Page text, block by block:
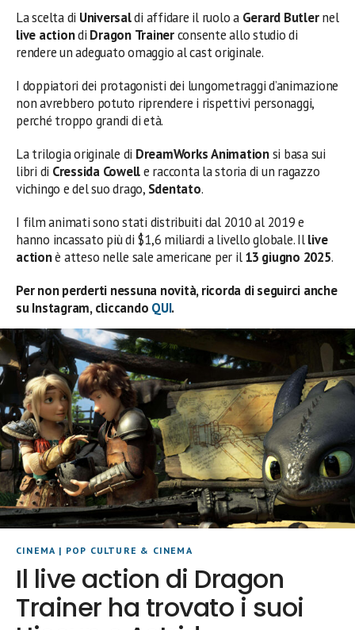
La scelta di Universaldi affidare il ruolo a Gerard Butlernel
live actiondi Dragon Trainerconsente allo studio di
rendere un adeguato omaggio al cast originale.
I doppiatori dei protagonisti dei lungometraggi d’animazione
non avrebbero potuto riprendere i rispettivi personaggi,
perché troppo grandi di età.
La trilogia originale di DreamWorksAnimationsi basa sui
libri di Cressida Cowelle racconta la storia di un ragazzo
vichingo e del suo drago, Sdentato.
I film animati sono stati distribuiti dal 2010 al 2019 e
hanno incassato più di $1,6 miliardi a livello globale. Illive
actionè atteso nelle sale americane per il13 giugno 2025.
Per non perderti nessuna novità, ricorda di seguirci anche
su Instagram, cliccando QUI.
CINEMA | POP CULTURE & CINEMA
Il live action di Dragon
Trainer ha trovato i suoi